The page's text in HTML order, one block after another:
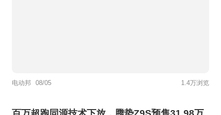
电动邦 08/05 1.4万浏览